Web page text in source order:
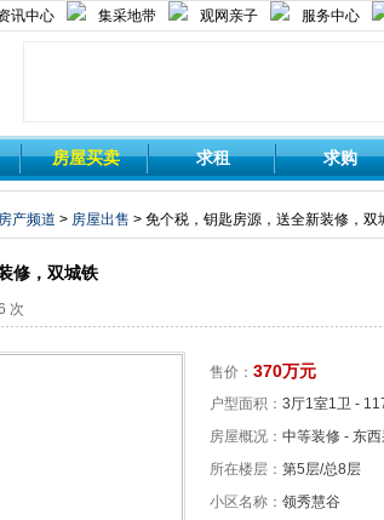
讯中心 集采地带 观网亲子 服务中心
房屋买卖 求租 求购
房产频道 > 房屋出售 > 免个税，钥匙房源，送全新装修，双
修，双城铁
次
售价： 370万元
户型面积： 3厅1室1卫 -
房屋概况： 中等装修 - 东
所在楼层： 第5层/总8层
小区名称： 领秀慧谷